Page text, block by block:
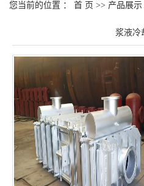
您当前的位置 ： 首 页 >> 产品展示
浆液冷